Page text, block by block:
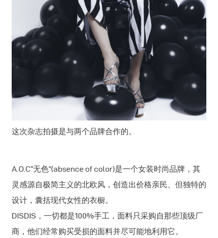
这次杂志拍摄是与两个品牌合作的。
A.O.C“无色”(absence of color)是一个女装时尚品牌，其
灵感源自极简主义的北欧风，创造出价格亲民、但独特的
设计，囊括现代女性的衣橱。
DISDIS，一切都是100%手工，面料只采购自那些顶级厂
商，他们经常购买受损的面料并尽可能地利用它。